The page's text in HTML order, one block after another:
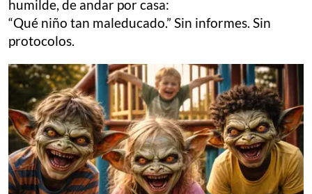
humilde, de andar por casa:
“Qué niño tan maleducado.” Sin informes. Sin
protocolos.